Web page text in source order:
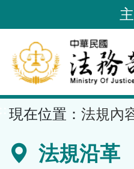
到
要
內
容
區
現在位置： 法規內
法規沿革